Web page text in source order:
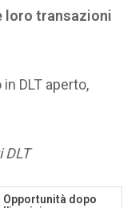
loro transazioni
DLT aperto,
DLT
Opportunità dopo